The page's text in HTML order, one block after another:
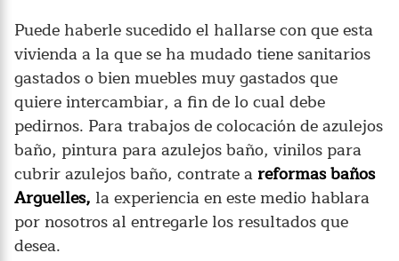
Puede haberle sucedido el hallarse con que esta
vivienda a la que se ha mudado tiene sanitarios
gastados o bien muebles muy gastados que
quiere intercambiar, a fin de lo cual debe
pedirnos. Para trabajos de colocación de azulejos
baño, pintura para azulejos baño, vinilos para
cubrir azulejos baño, contrate areformas baños
Arguelles, la experiencia en este medio hablara
por nosotros al entregarle los resultados que
desea.